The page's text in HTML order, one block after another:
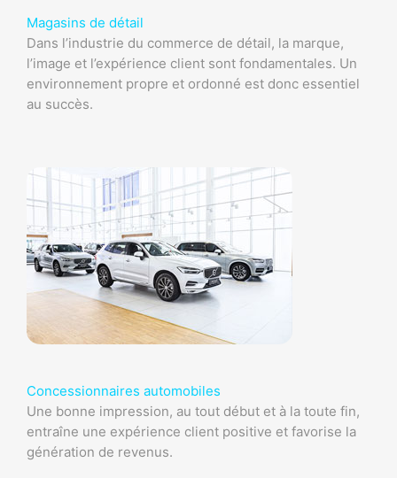
Magasins de détail
Dans l’industrie du commerce de détail, la marque,
l’image et l’expérience client sont fondamentales. Un
environnement propre et ordonné est donc essentiel
au succès.
Concessionnaires automobiles
Une bonne impression, au tout début et à la toute fin,
entraîne une expérience client positive et favorise la
génération de revenus.